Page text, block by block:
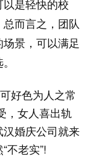
是轻快的校
而言之，团队
景，可以满足
好色为人之常
，女人喜出轨
婚庆公司就来
不老实”!